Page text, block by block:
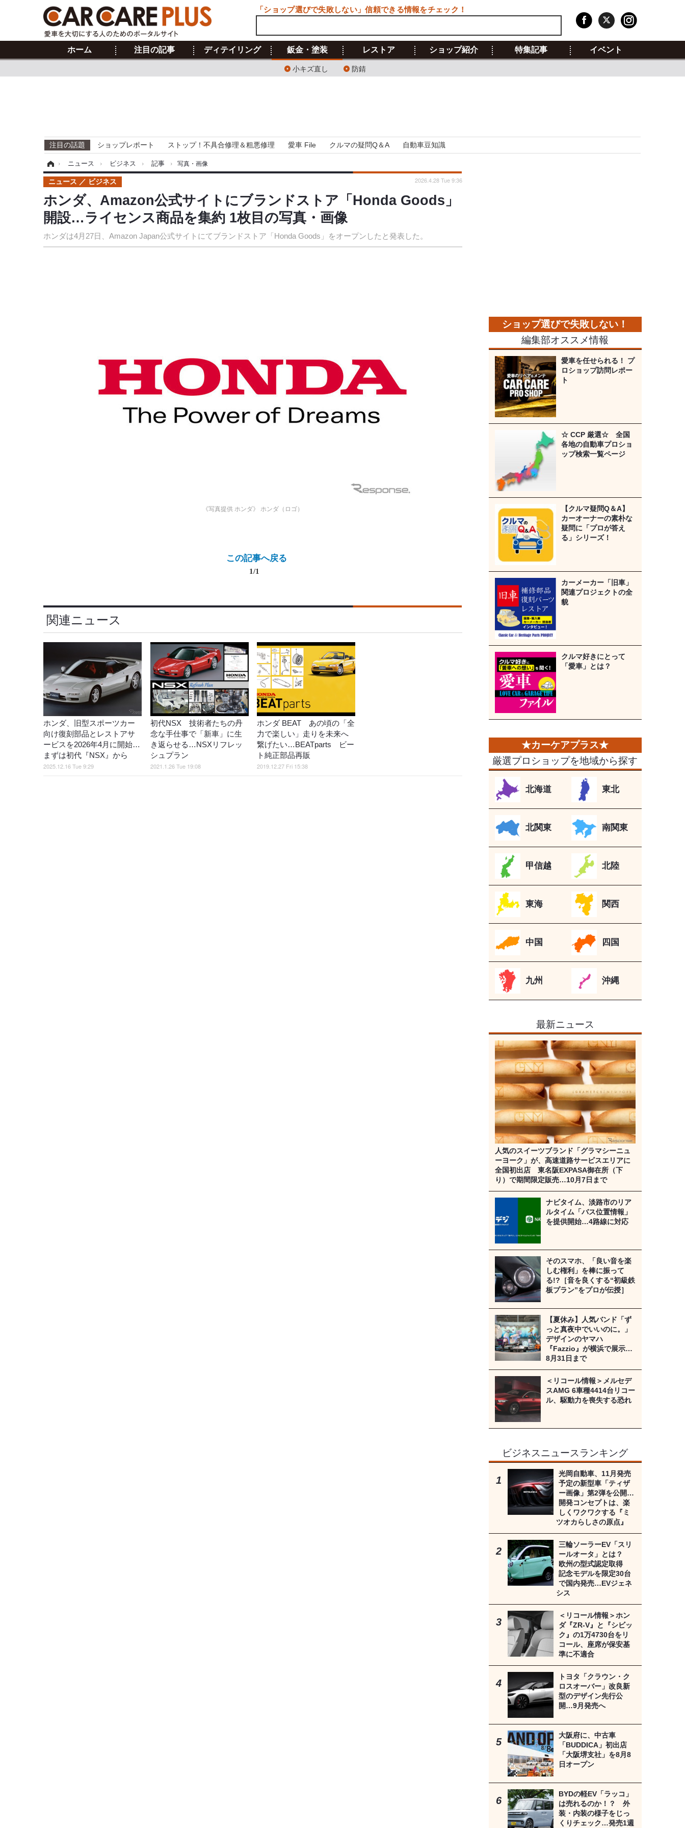
ホーム 注目の記事 ディテイリング 鈑金・塗装
小キズ直し 防錆
レストア ショップ紹介 特集記事 イベント
注目の話題 ショップレポート ストップ！不具合修理＆粗悪修理 愛車 File クルマの疑問Q＆A 自動車豆知識
› ニュース › ビジネス › 記事 › 写真・画像
ホンダ、Amazon公式サイトにブランドストア「Honda Goods」
開設…ライセンス商品を集約 1枚目の写真・画像
ホンダは4月27日、Amazon Japan公式サイトにてブランドストア「Honda Goods」をオープンしたと発表した。
ニュース ビジネス 2026.4.28 Tue 9:36
《写真提供 ホンダ》 ホンダ（ロゴ）
この記事へ戻る
1/1
関連ニュース
ホンダ、旧型スポーツカー
向け復刻部品とレストアサ
ービスを2026年4月に開始…
まずは初代『NSX』から
2025.12.16 Tue 9:29
初代NSX 技術者たちの丹
念な手仕事で「新車」に生
き返らせる…NSXリフレッ
シュプラン
2021.1.26 Tue 19:08
ホンダ BEAT あの頃の「全
力で楽しい」走りを未来へ
繋げたい…BEATparts ビー
ト純正部品再販
2019.12.27 Fri 15:38
編集部オススメ情報
愛車を任せられる！ プ
ロショップ訪問レポー
ト
☆ CCP 厳選☆ 全国
各地の自動車プロショ
ップ検索一覧ページ
【クルマ疑問Q＆A】
カーオーナーの素朴な
疑問に「プロが答え
る」シリーズ！
カーメーカー「旧車」
関連プロジェクトの全
貌
クルマ好きにとって
「愛車」とは？
厳選プロショップを地域から探す
北海道 東北
北関東 南関東
甲信越 北陸
東海 関西
中国 四国
九州 沖縄
最新ニュース
人気のスイーツブランド「グラマシーニュ
ーヨーク」が、高速道路サービスエリアに
全国初出店 東名阪EXPASA御在所（下
り）で期間限定販売…10月7日まで
ナビタイム、淡路市のリア
ルタイム「バス位置情報」
を提供開始…4路線に対応
そのスマホ、「良い音を楽
しむ権利」を棒に振って
る!?［音を良くする“初級鉄
板プラン”をプロが伝授］
【夏休み】人気バンド「ず
っと真夜中でいいのに。」
デザインのヤマハ
『Fazzio』が横浜で展示…
8月31日まで
＜リコール情報＞メルセデ
スAMG 6車種4414台リコー
ル、駆動力を喪失する恐れ
ビジネスニュースランキング
光岡自動車、11月発売
予定の新型車「ティザ
ー画像」第2弾を公開…
開発コンセプトは、楽
しくワクワクする『ミ
ツオカらしさの原点』
三輪ソーラーEV「スリ
ールオータ」とは？
欧州の型式認定取得
記念モデルを限定30台
で国内発売…EVジェネ
シス
＜リコール情報＞ホン
ダ『ZR-V』と『シビッ
ク』の1万4730台をリ
コール、座席が保安基
準に不適合
トヨタ「クラウン・ク
ロスオーバー」改良新
型のデザイン先行公
開…9月発売へ
大阪府に、中古車
「BUDDICA」初出店
「大阪堺支社」を8月8
日オープン
BYDの軽EV「ラッコ」
は売れるのか！？ 外
装・内装の様子をじっ
くりチェック…発売1週
「ショップ選びで失敗しない」信頼できる情報をチェック！